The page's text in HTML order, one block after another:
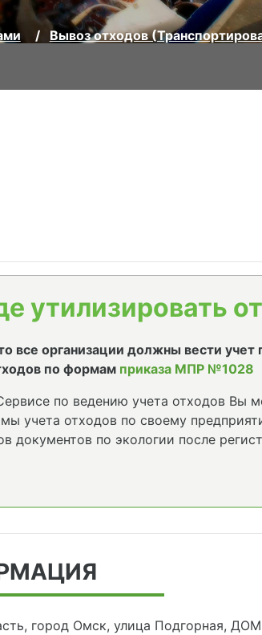
Вывоз отходов
утилизировать
все организации должны вести
по формам приказа МПР №1028
по ведению учета отходов Вы
учета отходов по своему
документов по экологии после
город Омск, улица Подгорная, ДОМ